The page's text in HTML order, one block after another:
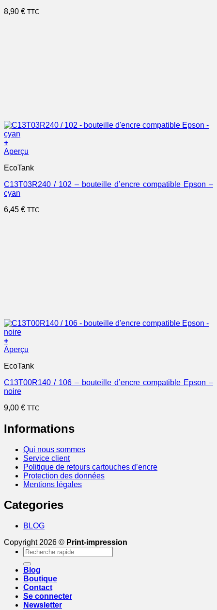
8,90 € TTC
+
Aperçu
EcoTank
C13T03R240 / 102 – bouteille d’encre compatible Epson –
cyan
6,45 € TTC
+
Aperçu
EcoTank
C13T00R140 / 106 – bouteille d’encre compatible Epson –
noire
9,00 € TTC
Informations
Qui nous sommes
Service client
Politique de retours cartouches d’encre
Protection des données
Mentions légales
Categories
BLOG
Copyright 2026 © Print-impression
Recherche
pour :
Blog
Boutique
Contact
Se connecter
Newsletter